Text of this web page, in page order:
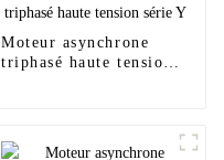
Moteur asynchrone
triphasé haute tension